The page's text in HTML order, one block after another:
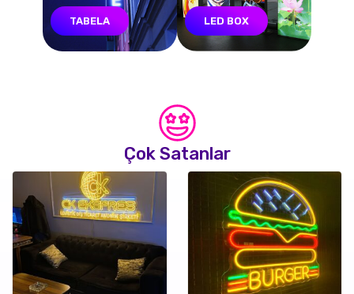
TABELA LED BOX
Çok Satanlar